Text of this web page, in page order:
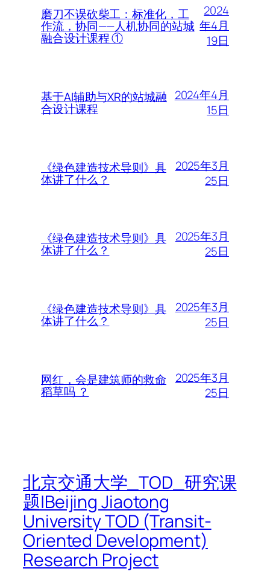
磨刀不误砍柴工：标准化，工
作流，协同——人机协同的站城
融合设计课程 ①
2024
年4月
19日
基于AI辅助与XR的站城融
合设计课程
2024年4月
15日
《绿色建造技术导则》具
体讲了什么？
2025年3月
25日
《绿色建造技术导则》具
体讲了什么？
2025年3月
25日
《绿色建造技术导则》具
体讲了什么？
2025年3月
25日
网红，会是建筑师的救命
稻草吗 ？
2025年3月
25日
北京交通大学_TOD_研究课
题|Beijing Jiaotong
University TOD (Transit-
Oriented Development)
Research Project